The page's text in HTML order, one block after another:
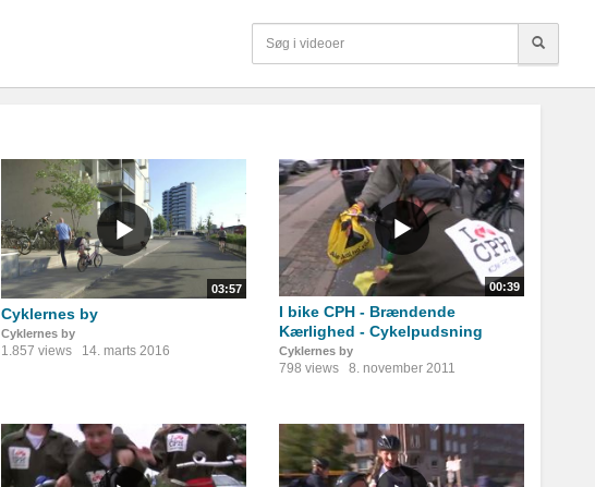
03:57
Cyklernes by
Cyklernes by
1.857 views 14. marts 2016
00:39
I bike CPH - Brændende
Kærlighed - Cykelpudsning
Cyklernes by
798 views 8. november 2011